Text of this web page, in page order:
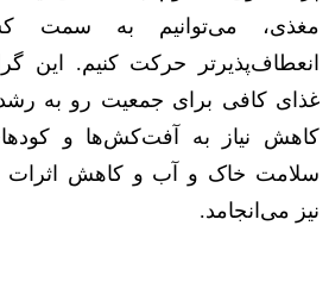
مغذی، می‌توانیم به سمت
انعطاف‌پذیرتر حرکت کنیم. این
غذای کافی برای جمعیت رو به
کاهش نیاز به آفت‌کش‌ها و
سلامت خاک و آب و کاهش
نیز می‌انجامد.